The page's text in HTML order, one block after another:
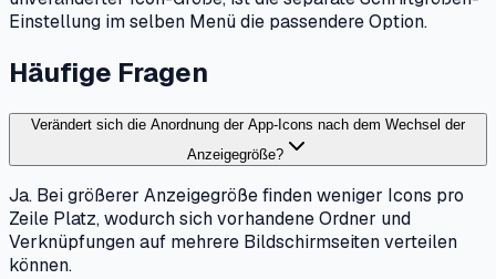
Einstellung im selben Menü die passendere Option.
Häufige Fragen
Verändert sich die Anordnung der App-Icons nach dem Wechsel der
Anzeigegröße?
Ja. Bei größerer Anzeigegröße finden weniger Icons pro
Zeile Platz, wodurch sich vorhandene Ordner und
Verknüpfungen auf mehrere Bildschirmseiten verteilen
können.